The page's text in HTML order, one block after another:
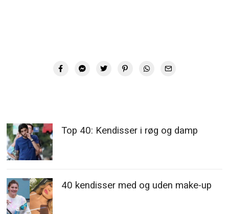
Top 40: Kendisser i røg og damp
40 kendisser med og uden make-up